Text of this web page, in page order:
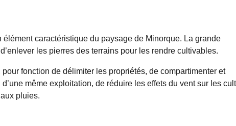
caractéristique du paysage de Minorque. La grande
les pierres des terrains pour les rendre cultivables.
fonction de délimiter les propriétés, de compartimenter et
même exploitation, de réduire les effets du vent sur les
pluies.